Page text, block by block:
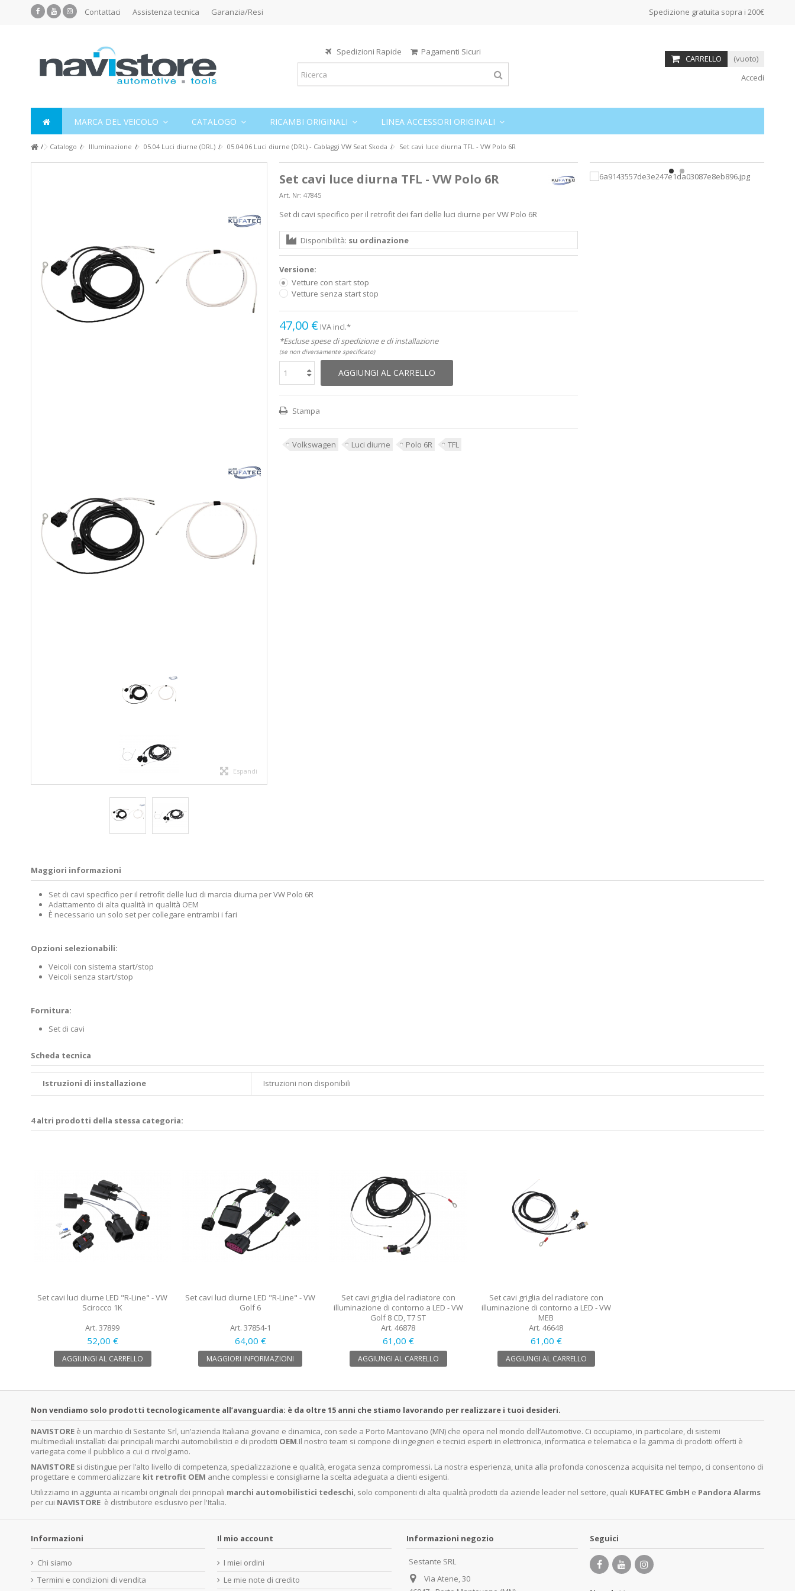
Contattaci Assistenza tecnica Garanzia/Resi Spedizione gratuita sopra i 200€
Spedizioni Rapide Pagamenti Sicuri
CARRELLO
(vuoto)
Accedi
MARCA DEL VEICOLO CATALOGO RICAMBI ORIGINALI LINEA ACCESSORI ORIGINALI
Catalogo Illuminazione 05.04 Luci diurne (DRL) 05.04.06 Luci diurne (DRL) - Cablaggi VW Seat Skoda Set cavi luce diurna TFL - VW Polo 6R
Espandi
Set cavi luce diurna TFL - VW Polo 6R
Art. Nr: 47845
Set di cavi specifico per il retrofit dei fari delle luci diurne per VW Polo 6R
Disponibilità: su ordinazione
Versione:
Vetture con start stop
Vetture senza start stop
47,00 € IVA incl.*
*Escluse spese di spedizione e di installazione
(se non diversamente specificato)
AGGIUNGI AL CARRELLO
Stampa
Volkswagen Luci diurne Polo 6R TFL
Maggiori informazioni
Set di cavi specifico per il retrofit delle luci di marcia diurna per VW Polo 6R
Adattamento di alta qualità in qualità OEM
È necessario un solo set per collegare entrambi i fari
Opzioni selezionabili:
Veicoli con sistema start/stop
Veicoli senza start/stop
Fornitura:
Set di cavi
Scheda tecnica
Istruzioni di installazione Istruzioni non disponibili
4 altri prodotti della stessa categoria:
Set cavi luci diurne LED "R-Line" - VW
Scirocco 1K
Art. 37899
52,00 €
AGGIUNGI AL CARRELLO
Set cavi luci diurne LED "R-Line" - VW
Golf 6
Art. 37854-1
64,00 €
MAGGIORI INFORMAZIONI
Set cavi griglia del radiatore con
illuminazione di contorno a LED - VW
Golf 8 CD, T7 ST
Art. 46878
61,00 €
AGGIUNGI AL CARRELLO
Set cavi griglia del radiatore con
illuminazione di contorno a LED - VW
MEB
Art. 46648
61,00 €
AGGIUNGI AL CARRELLO
Non vendiamo solo prodotti tecnologicamente all’avanguardia: è da oltre 15 anni che stiamo lavorando per realizzare i tuoi desideri.
NAVISTORE è un marchio di Sestante Srl, un’azienda Italiana giovane e dinamica, con sede a Porto Mantovano (MN) che opera nel mondo dell’Automotive. Ci occupiamo, in particolare, di sistemi
multimediali installati dai principali marchi automobilistici e di prodotti OEM.Il nostro team si compone di ingegneri e tecnici esperti in elettronica, informatica e telematica e la gamma di prodotti offerti è
variegata come il pubblico a cui ci rivolgiamo.
NAVISTORE si distingue per l’alto livello di competenza, specializzazione e qualità, erogata senza compromessi. La nostra esperienza, unita alla profonda conoscenza acquisita nel tempo, ci consentono di
progettare e commercializzare kit retrofit OEM anche complessi e consigliarne la scelta adeguata a clienti esigenti.
Utilizziamo in aggiunta ai ricambi originali dei principali marchi automobilistici tedeschi, solo componenti di alta qualità prodotti da aziende leader nel settore, quali KUFATEC GmbH e Pandora Alarms
per cui NAVISTORE è distributore esclusivo per l'Italia.
Informazioni
Chi siamo
Termini e condizioni di vendita
Il mio account
I miei ordini
Le mie note di credito
Informazioni negozio
Sestante SRL
Via Atene, 30
Seguici